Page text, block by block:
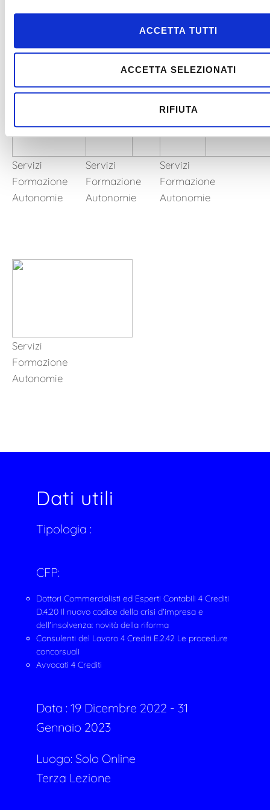
ACCETTA TUTTI
ACCETTA SELEZIONATI
RIFIUTA
Autonomie
Autonomie
Autonomie
Servizi
Formazione
Autonomie
Servizi
Formazione
Autonomie
Servizi
Formazione
Autonomie
Servizi
Formazione
Autonomie
Dati utili
Tipologia :
CFP:
Dottori Commercialisti ed Esperti Contabili 4 Crediti
D.4.20 Il nuovo codice della crisi d'impresa e
dell'insolvenza: novità della riforma
Consulenti del Lavoro 4 Crediti E.2.42 Le procedure
concorsuali
Avvocati 4 Crediti
Data : 19 Dicembre 2022 - 31
Gennaio 2023
Luogo: Solo Online
Terza Lezione